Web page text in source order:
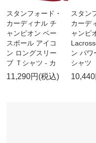
スタンフォード・
カーディナル チ
ャンピオン ベー
スボール アイコ
ン ロングスリー
ブ Ｔシャツ - カ
11,290円(税込)
スタン
カーデ
ャンピ
ン パワ
シャツ